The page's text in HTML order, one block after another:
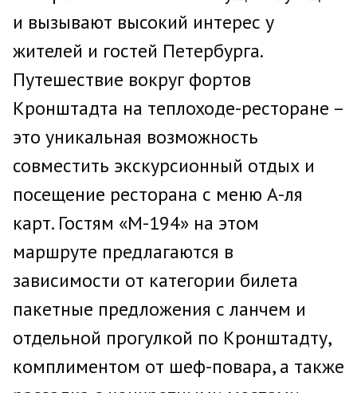
и вызывают высокий интерес у
жителей и гостей Петербурга.
Путешествие вокруг фортов
Кронштадта на теплоходе-ресторане –
это уникальная возможность
совместить экскурсионный отдых и
посещение ресторана с меню А-ля
карт. Гостям «М-194» на этом
маршруте предлагаются в
зависимости от категории билета
пакетные предложения с ланчем и
отдельной прогулкой по Кронштадту,
комплиментом от шеф-повара, а также